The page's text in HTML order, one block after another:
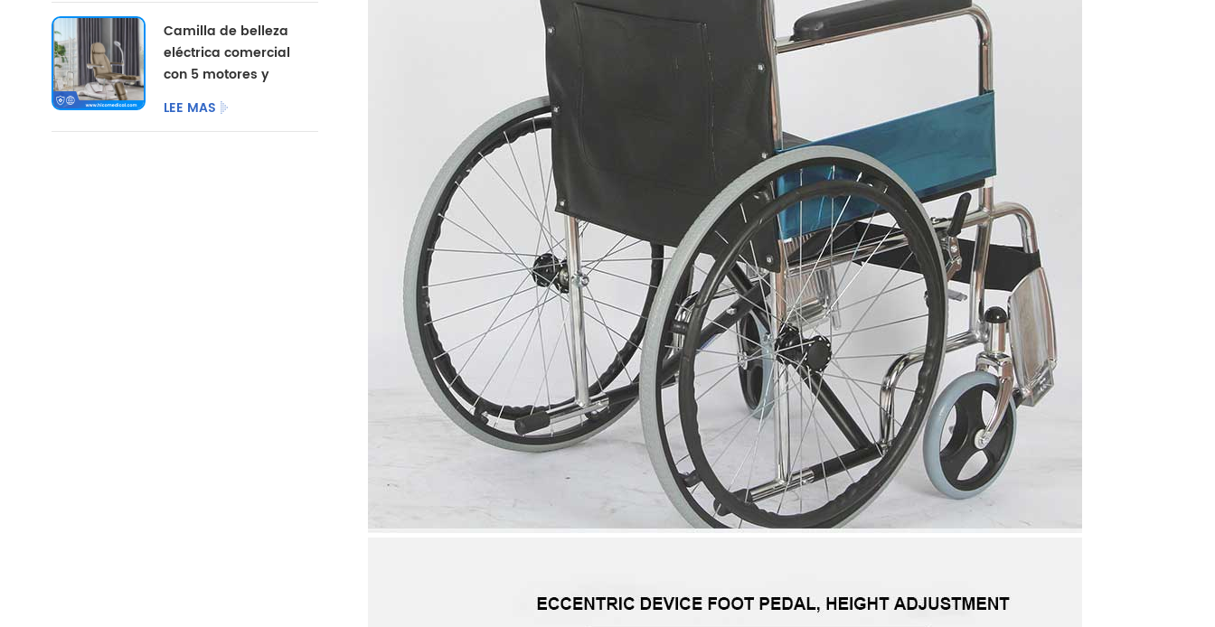
salón, camilla de
belleza eléctrica
para centro de
podología.
Camilla de belleza
eléctrica comercial
con 5 motores y
patas divididas.
LEE MAS